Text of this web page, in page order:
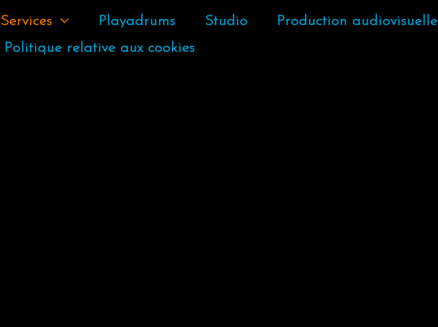
Services Playadrums Studio Production audiovisuelle
Politique relative aux cookies